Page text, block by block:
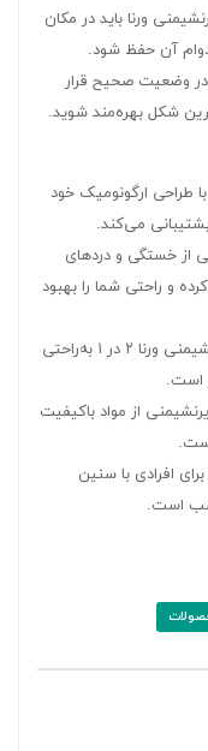
ورنا باید در مکان
آن حفظ شود.
وضعیت صحیح قرار
شکل بهره‌مند شوید.
طراحی ارگونومیک خود
می‌کند.
از خستگی و دردهای
و راحتی شما را بهبود
: زیرنشیمنی ورنا ۲ در ۱ به‌راحتی
است.
از مواد باکیفیت
افرادی با سنین
است.